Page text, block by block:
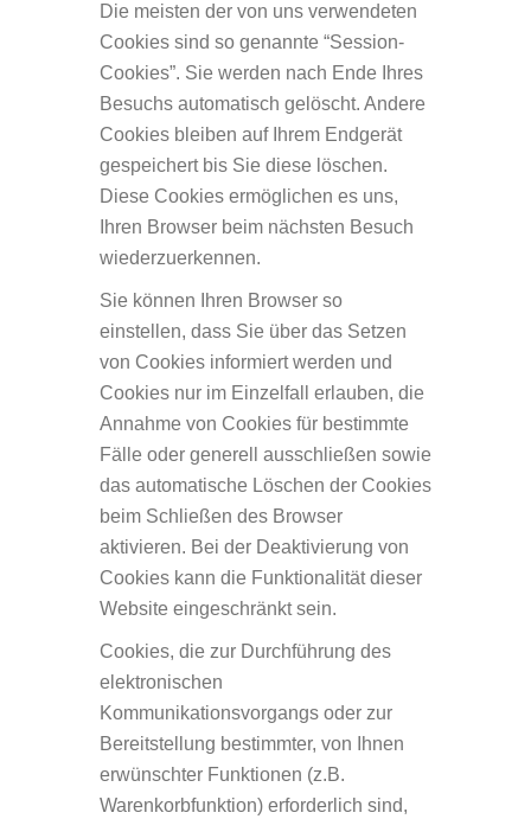
Die meisten der von uns verwendeten
Cookies sind so genannte “Session-
Cookies”. Sie werden nach Ende Ihres
Besuchs automatisch gelöscht. Andere
Cookies bleiben auf Ihrem Endgerät
gespeichert bis Sie diese löschen.
Diese Cookies ermöglichen es uns,
Ihren Browser beim nächsten Besuch
wiederzuerkennen.
Sie können Ihren Browser so
einstellen, dass Sie über das Setzen
von Cookies informiert werden und
Cookies nur im Einzelfall erlauben, die
Annahme von Cookies für bestimmte
Fälle oder generell ausschließen sowie
das automatische Löschen der Cookies
beim Schließen des Browser
aktivieren. Bei der Deaktivierung von
Cookies kann die Funktionalität dieser
Website eingeschränkt sein.
Cookies, die zur Durchführung des
elektronischen
Kommunikationsvorgangs oder zur
Bereitstellung bestimmter, von Ihnen
erwünschter Funktionen (z.B.
Warenkorbfunktion) erforderlich sind,